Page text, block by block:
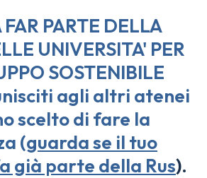
FAR PARTE DELLA
UNIVERSITA' PER
SOSTENIBILE
agli altri atenei
scelto di fare la
(guarda se il tuo
già parte della Rus).